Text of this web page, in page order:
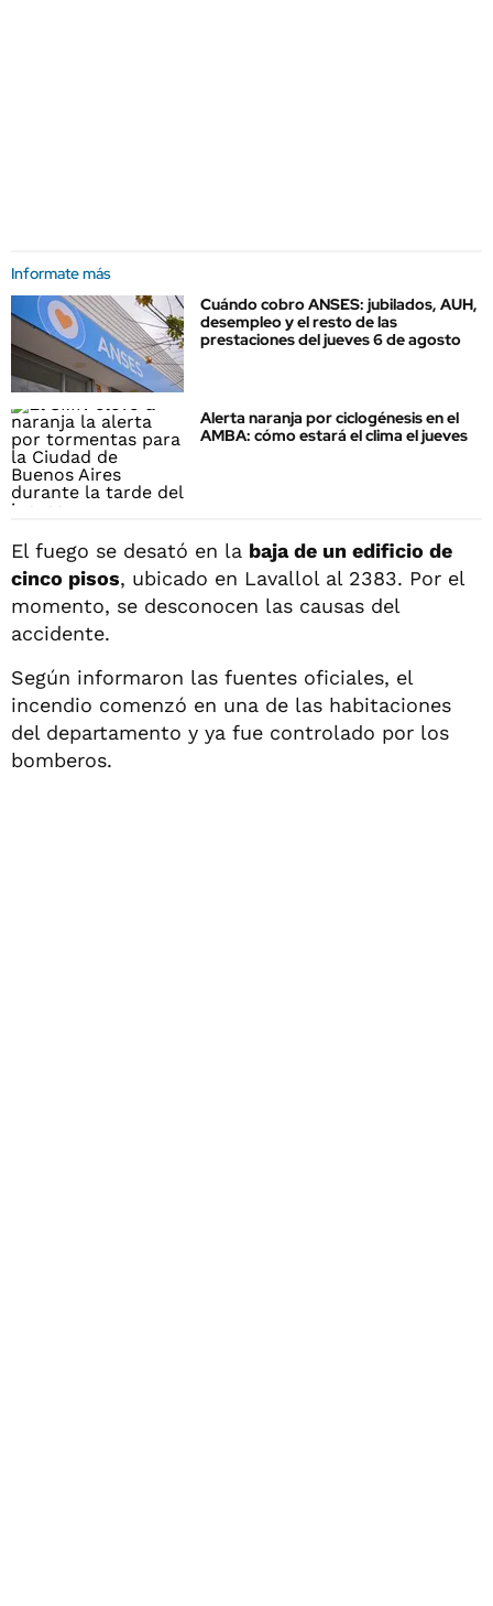
Informate más
Cuándo cobro ANSES: jubilados, AUH,
desempleo y el resto de las
prestaciones del jueves 6 de agosto
Alerta naranja por ciclogénesis en el
AMBA: cómo estará el clima el jueves
El fuego se desató en la baja de un edificio de
cinco pisos, ubicado en Lavallol al 2383. Por el
momento, se desconocen las causas del
accidente.
Según informaron las fuentes oficiales, el
incendio comenzó en una de las habitaciones
del departamento y ya fue controlado por los
bomberos.